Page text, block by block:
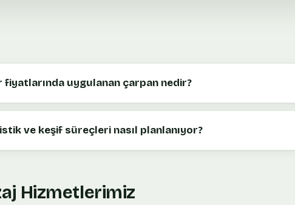
uygulanan çarpan nedir?
ve keşif süreçleri nasıl planlanıyor?
Hizmetlerimiz